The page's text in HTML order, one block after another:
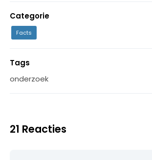
Categorie
Facts
Tags
onderzoek
21 Reacties